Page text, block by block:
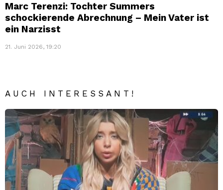
Marc Terenzi: Tochter Summers
schockierende Abrechnung – Mein Vater ist
ein Narzisst
21. Juni 2026, 19:20
AUCH INTERESSANT!